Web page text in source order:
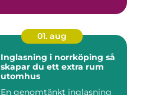
01. aug
Inglasning i norrköping så
skapar du ett extra rum
utomhus
En genomtänkt inglasning